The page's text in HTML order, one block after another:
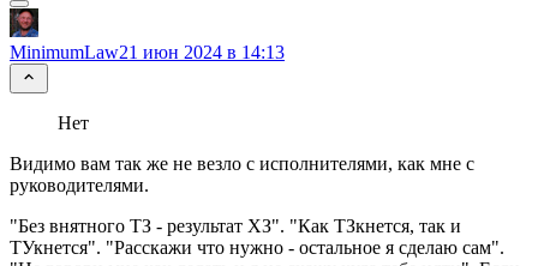
MinimumLaw21 июн 2024 в 14:13
Нет
Видимо вам так же не везло с исполнителями, как мне с
руководителями.
"Без внятного ТЗ - результат ХЗ". "Как ТЗкнется, так и
ТУкнется". "Расскажи что нужно - остальное я сделаю сам".